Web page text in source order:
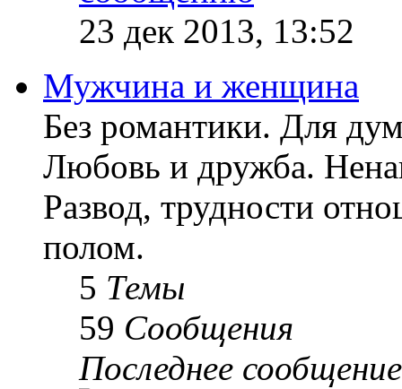
23 дек 2013, 13:52
Мужчина и женщина
Без романтики. Для
Любовь и дружба.
Развод, трудности
полом.
5 Темы
59 Сообщения
Последнее сообщение